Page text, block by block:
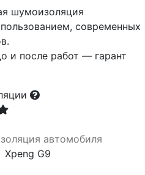
шумоизоляция
современных
и после работ — гарант
автомобиля
Xpeng G9